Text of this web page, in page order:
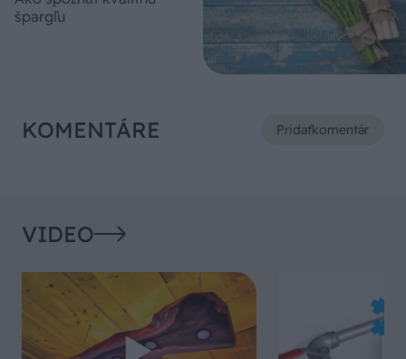
špargľu
KOMENTÁRE Pridaťkomentár
VIDEO